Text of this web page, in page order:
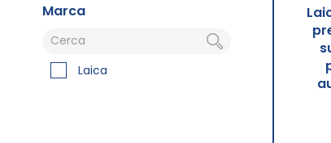
Marca
Laica